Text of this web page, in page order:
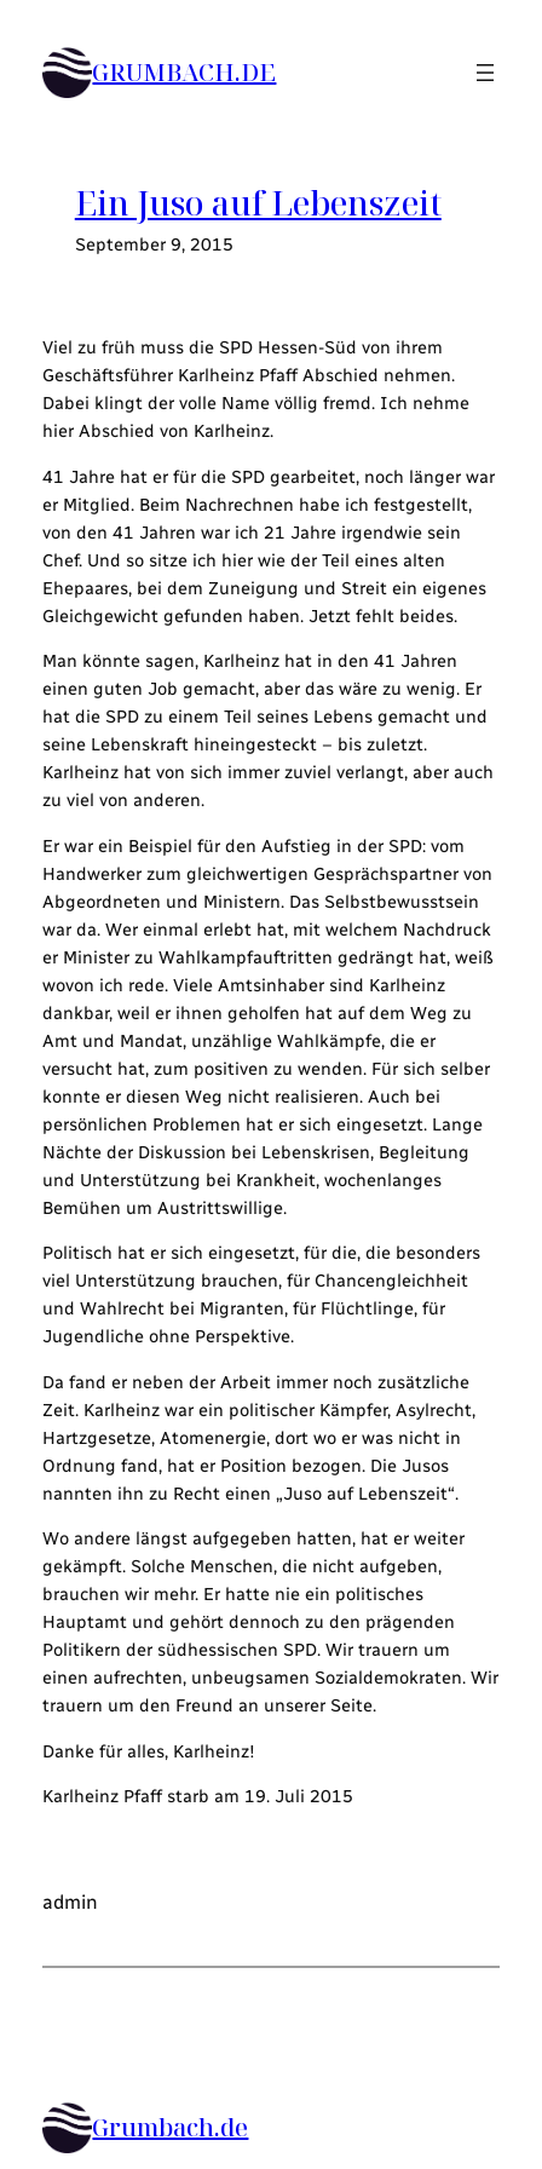
Inhalt
springen GRUMBACH.DE
Ein Juso auf Lebenszeit
September 9, 2015
Viel zu früh muss die SPD Hessen-Süd von ihrem
Geschäftsführer Karlheinz Pfaff Abschied nehmen.
Dabei klingt der volle Name völlig fremd. Ich nehme
hier Abschied von Karlheinz.
41 Jahre hat er für die SPD gearbeitet, noch länger war
er Mitglied. Beim Nachrechnen habe ich festgestellt,
von den 41 Jahren war ich 21 Jahre irgendwie sein
Chef. Und so sitze ich hier wie der Teil eines alten
Ehepaares, bei dem Zuneigung und Streit ein eigenes
Gleichgewicht gefunden haben. Jetzt fehlt beides.
Man könnte sagen, Karlheinz hat in den 41 Jahren
einen guten Job gemacht, aber das wäre zu wenig. Er
hat die SPD zu einem Teil seines Lebens gemacht und
seine Lebenskraft hineingesteckt – bis zuletzt.
Karlheinz hat von sich immer zuviel verlangt, aber auch
zu viel von anderen.
Er war ein Beispiel für den Aufstieg in der SPD: vom
Handwerker zum gleichwertigen Gesprächspartner von
Abgeordneten und Ministern. Das Selbstbewusstsein
war da. Wer einmal erlebt hat, mit welchem Nachdruck
er Minister zu Wahlkampfauftritten gedrängt hat, weiß
wovon ich rede. Viele Amtsinhaber sind Karlheinz
dankbar, weil er ihnen geholfen hat auf dem Weg zu
Amt und Mandat, unzählige Wahlkämpfe, die er
versucht hat, zum positiven zu wenden. Für sich selber
konnte er diesen Weg nicht realisieren. Auch bei
persönlichen Problemen hat er sich eingesetzt. Lange
Nächte der Diskussion bei Lebenskrisen, Begleitung
und Unterstützung bei Krankheit, wochenlanges
Bemühen um Austrittswillige.
Politisch hat er sich eingesetzt, für die, die besonders
viel Unterstützung brauchen, für Chancengleichheit
und Wahlrecht bei Migranten, für Flüchtlinge, für
Jugendliche ohne Perspektive.
Da fand er neben der Arbeit immer noch zusätzliche
Zeit. Karlheinz war ein politischer Kämpfer, Asylrecht,
Hartzgesetze, Atomenergie, dort wo er was nicht in
Ordnung fand, hat er Position bezogen. Die Jusos
nannten ihn zu Recht einen „Juso auf Lebenszeit“.
Wo andere längst aufgegeben hatten, hat er weiter
gekämpft. Solche Menschen, die nicht aufgeben,
brauchen wir mehr. Er hatte nie ein politisches
Hauptamt und gehört dennoch zu den prägenden
Politikern der südhessischen SPD. Wir trauern um
einen aufrechten, unbeugsamen Sozialdemokraten. Wir
trauern um den Freund an unserer Seite.
Danke für alles, Karlheinz!
Karlheinz Pfaff starb am 19. Juli 2015
admin
Grumbach.de